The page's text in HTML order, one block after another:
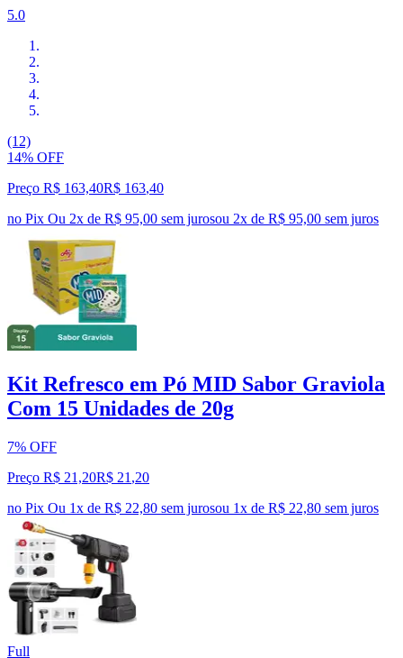
5.0
(12)
14% OFF
Preço R$ 163,40R$ 163,40
no Pix Ou 2x de R$ 95,00 sem jurosou 2x de R$ 95,00 sem juros
Kit Refresco em Pó MID Sabor Graviola
Com 15 Unidades de 20g
7% OFF
Preço R$ 21,20R$ 21 ,20
no Pix Ou 1x de R$ 22,80 sem jurosou 1x de R$ 22,80 sem juros
Full